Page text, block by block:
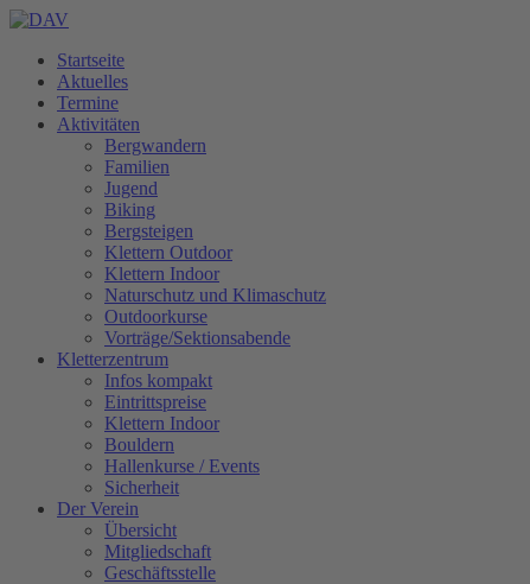
Startseite
Aktuelles
Termine
Aktivitäten
Bergwandern
Familien
Jugend
Biking
Bergsteigen
Klettern Outdoor
Klettern Indoor
Naturschutz und Klimaschutz
Outdoorkurse
Vorträge/Sektionsabende
Kletterzentrum
Infos kompakt
Eintrittspreise
Klettern Indoor
Bouldern
Hallenkurse / Events
Sicherheit
Der Verein
Übersicht
Mitgliedschaft
Geschäftsstelle